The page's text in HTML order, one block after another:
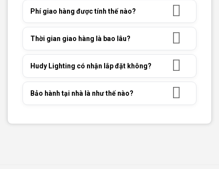
Phí giao hàng được tính thế nào?
Thời gian giao hàng là bao lâu?
Hudy Lighting có nhận lắp đặt không?
Bảo hành tại nhà là như thế nào?